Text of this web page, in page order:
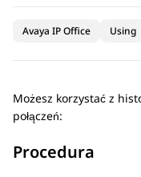
Avaya IP Office Using
Możesz korzystać z
połączeń:
Procedura